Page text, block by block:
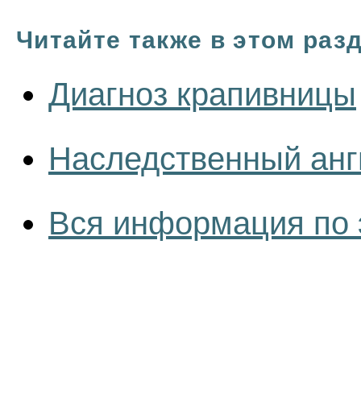
Читайте также в этом
Диагноз крапивницы
Наследственный
Вся информация по